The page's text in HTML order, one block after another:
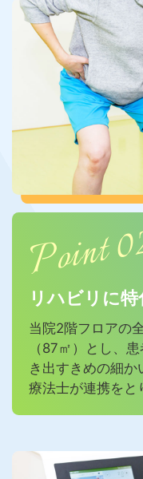
Point
リハビリに特
当院2階フロアの
（87㎡）とし、
き出すきめの細か
療法士が連携をと